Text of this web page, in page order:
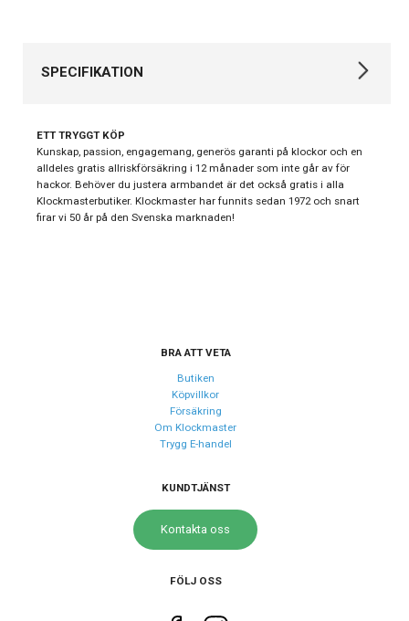
SPECIFIKATION
Kollektion
Graduate
Stil
Klassiska klockor
Typ av klocka
Barnklocka
Vit
Rund
Silver
Rostfritt stål
Vit
ETT TRYGGT KÖP
Kunskap, passion, engagemang, generös garanti på klockor och en
alldeles gratis allriskförsäkring i 12 månader som inte går av för
hackor. Behöver du justera armbandet är det också gratis i alla
Klockmasterbutiker. Klockmaster har funnits sedan 1972 och snart
firar vi 50 år på den Svenska marknaden!
BRA ATT VETA
Butiken
Köpvillkor
Försäkring
Om Klockmaster
Trygg E-handel
KUNDTJÄNST
Kontakta oss
FÖLJ OSS